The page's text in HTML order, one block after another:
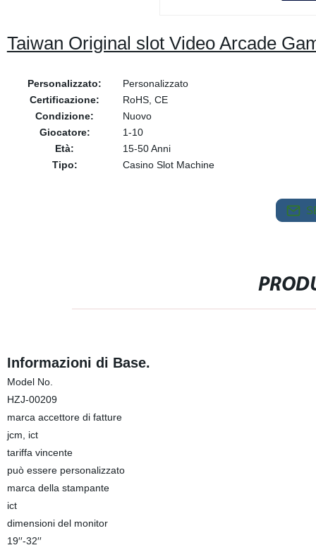
Taiwan Original slot Video Arcade
Personalizzato:
Personalizzato
Certificazione:
RoHS, CE
Condizione:
Nuovo
Giocatore:
1-10
Età:
15-50 Anni
Tipo:
Casino Slot Machine
Informazioni di Base.
Model No.
HZJ-00209
marca accettore di fatture
jcm, ict
tariffa vincente
può essere personalizzato
marca della stampante
ict
dimensioni del monitor
19′′-32′′